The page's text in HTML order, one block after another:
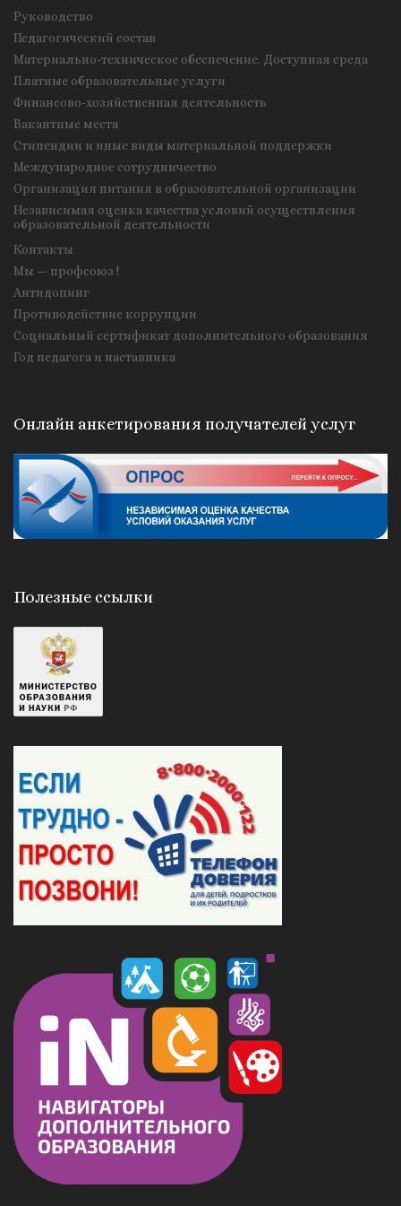
Руководство
Педагогический состав
Материально-техническое обеспечение. Доступная среда
Платные образовательные услуги
Финансово-хозяйственная деятельность
Вакантные места
Стипендии и иные виды материальной поддержки
Международное сотрудничество
Организация питания в образовательной организации
Независимая оценка качества условий осуществления
образовательной деятельности
Контакты
Мы — профсоюз !
Антидопинг
Противодействие коррупции
Социальный сертификат дополнительного образования
Год педагога и наставника
Онлайн анкетирования получателей услуг
Полезные ссылки